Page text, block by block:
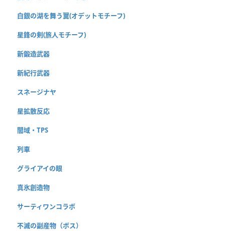
白銀の湖を舞う翼(オデットモチーフ)
星鋒の剣(旅人モチーフ)
新鍛造武器
新紀行武器
スネージナヤ
星拡散反応
闇域・TPS
列車
グライアイの眼
真氷創造物
サーティワンコラボ
不滅の副産物（ボス）